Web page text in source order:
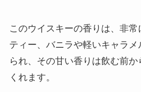
このウイスキーの香りは、非
ティー、バニラや軽いキャラメ
られ、その甘い香りは飲む前
くれます。